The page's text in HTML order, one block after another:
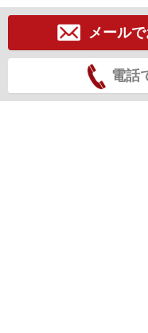
メール
電話